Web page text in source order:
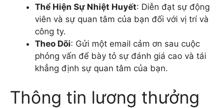
Thể Hiện Sự Nhiệt Huyết: Diễn đạt sự động
viên và sự quan tâm của bạn đối với vị trí và
công ty.
Theo Dõi: Gửi một email cảm ơn sau cuộc
phỏng vấn để bày tỏ sự đánh giá cao và tái
khẳng định sự quan tâm của bạn.
Thông tin lương thưởng